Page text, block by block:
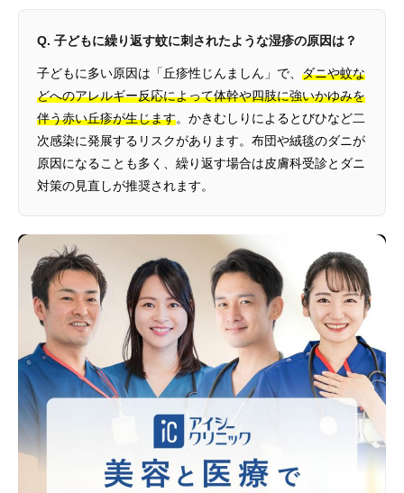
Q. 子どもに繰り返す蚊に刺されたような湿疹の原因は？
子どもに多い原因は「丘疹性じんましん」で、 ダニや蚊な
どへのアレルギー反応によって体幹や四肢に強いかゆみを
伴う赤い丘疹が生じます。かきむしりによるとびひなど二
次感染に発展するリスクがあります。布団や絨毯のダニが
原因になることも多く、繰り返す場合は皮膚科受診とダニ
対策の見直しが推奨されます。